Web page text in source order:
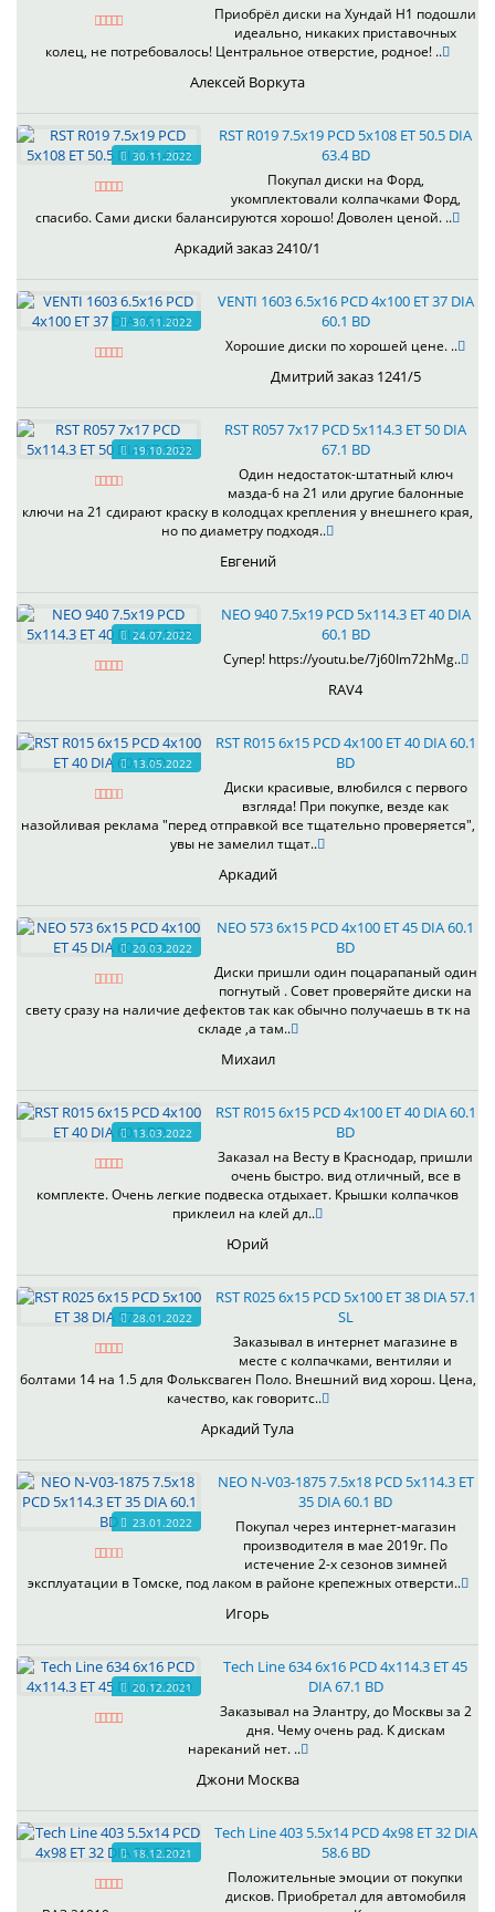
Приобрёл диски на Хундай H1 подошли
идеально, никаких приставочных
колец, не потребовалось! Центральное отверстие, родное! ..
Алексей Воркута
30.11.2022
RST R019 7.5x19 PCD 5x108 ET 50.5 DIA
63.4 BD
Покупал диски на Форд,
укомплектовали колпачками Форд,
спасибо. Сами диски балансируются хорошо! Доволен ценой. ..
Аркадий заказ 2410/1
30.11.2022
VENTI 1603 6.5x16 PCD 4x100 ET 37 DIA
60.1 BD
Хорошие диски по хорошей цене. ..
Дмитрий заказ 1241/5
19.10.2022
RST R057 7x17 PCD 5x114.3 ET 50 DIA
67.1 BD
Один недостаток-штатный ключ
мазда-6 на 21 или другие балонные
ключи на 21 сдирают краску в колодцах крепления у внешнего края,
но по диаметру подходя..
Евгений
24.07.2022
NEO 940 7.5x19 PCD 5x114.3 ET 40 DIA
60.1 BD
Супер! https://youtu.be/7j60Im72hMg..
RAV4
13.05.2022
RST R015 6x15 PCD 4x100 ET 40 DIA 60.1
BD
Диски красивые, влюбился с первого
взгляда! При покупке, везде как
назойливая реклама "перед отправкой все тщательно проверяется",
увы не замелил тщат..
Аркадий
20.03.2022
NEO 573 6x15 PCD 4x100 ET 45 DIA 60.1
BD
Диски пришли один поцарапаный один
погнутый . Совет проверяйте диски на
свету сразу на наличие дефектов так как обычно получаешь в тк на
складе ,а там..
Михаил
13.03.2022
RST R015 6x15 PCD 4x100 ET 40 DIA 60.1
BD
Заказал на Весту в Краснодар, пришли
очень быстро. вид отличный, все в
комплекте. Очень легкие подвеска отдыхает. Крышки колпачков
приклеил на клей дл..
Юрий
28.01.2022
RST R025 6x15 PCD 5x100 ET 38 DIA 57.1
SL
Заказывал в интернет магазине в
месте с колпачками, вентиляи и
болтами 14 на 1.5 для Фольксваген Поло. Внешний вид хорош. Цена,
качество, как говоритс..
Аркадий Тула
23.01.2022
NEO N-V03-1875 7.5x18 PCD 5x114.3 ET
35 DIA 60.1 BD
Покупал через интернет-магазин
производителя в мае 2019г. По
истечение 2-х сезонов зимней
эксплуатации в Томске, под лаком в районе крепежных отверсти..
Игорь
20.12.2021
Tech Line 634 6x16 PCD 4x114.3 ET 45
DIA 67.1 BD
Заказывал на Элантру, до Москвы за 2
дня. Чему очень рад. К дискам
нареканий нет. ..
Джони Москва
18.12.2021
Tech Line 403 5.5x14 PCD 4x98 ET 32 DIA
58.6 BD
Положительные эмоции от покупки
дисков. Приобретал для автомобиля